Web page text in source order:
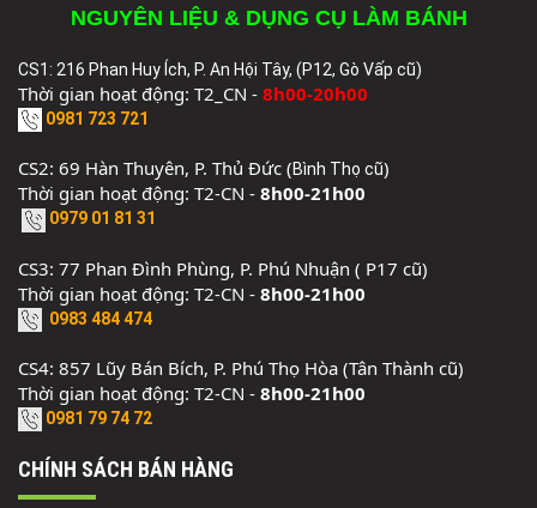
NGUYÊN LIỆU & DỤNG CỤ LÀM BÁNH
CS1: 216 Phan Huy Ích, P. An Hội Tây, (P12, Gò Vấp cũ)
Thời gian hoạt động: T2_CN - 8h00-20h00
0981 723 721
CS2: 69 Hàn Thuyên, P. Thủ Đức (Bình Thọ cũ)
Thời gian hoạt động: T2-CN - 8h00-21h00
0979 01 81 31
CS3: 77 Phan Đình Phùng, P. Phú Nhuận ( P17 cũ)
Thời gian hoạt động: T2-CN - 8h00-21h00
0983 484 474
CS4: 857 Lũy Bán Bích, P. Phú Thọ Hòa (Tân Thành cũ)
Thời gian hoạt động: T2-CN - 8h00-21h00
0981 79 74 72
CHÍNH SÁCH BÁN HÀNG